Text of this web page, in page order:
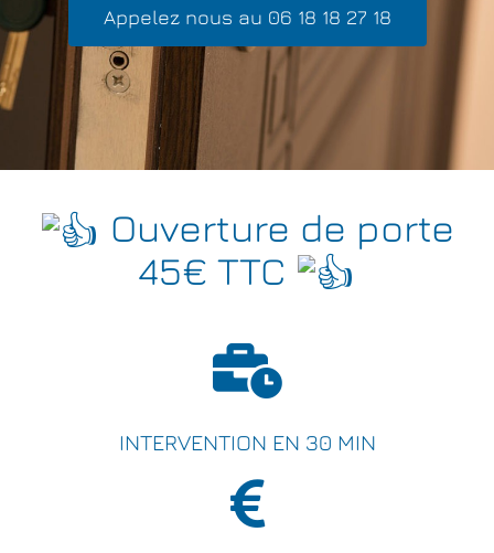
Appelez nous au 06 18 18 27 18
Ouverture de porte
45€ TTC
INTERVENTION EN 30 MIN